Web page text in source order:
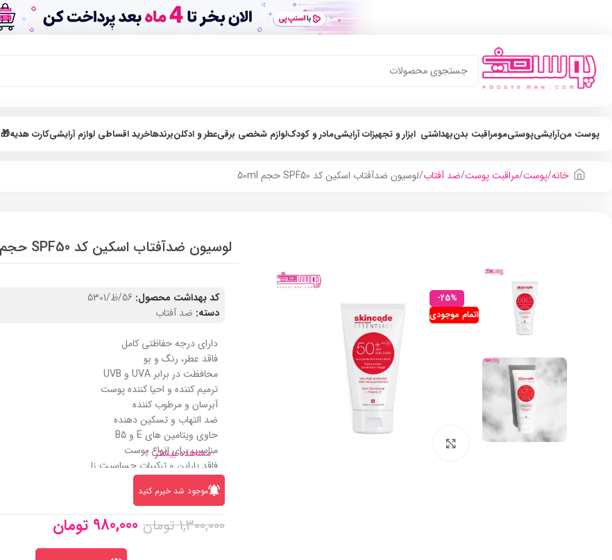
پوست منآرایشیپوستیمومراقبت بدنبهداشتی ابزار و تجهیزات آرایشیمادر و کودکلوازم شخصی برقیعطر و ادکلنبرندهاخرید اقساطی لوازم آرایشیکارت هدیه🎁
خانه پوست مراقبت پوست ضد آفتاب لوسیون ضدآفتاب اسکین کد SPF50 حجم 50ml
-25%
اتمام موجودی
لوسیون ضدآفتاب اسکین کد SPF50 حجم 50ml
کد بهداشت محصول: 56/ظ/5301
دسته: ضد آفتاب
دارای درجه حفاظتی کامل
فاقد عطر، رنگ و بو
محافظت در برابر UVA و UVB
ترمیم کننده و احیا کننده پوست
آبرسان و مرطوب کننده
ضد التهاب و تسکین دهنده
حاوی ویتامین های E و B5
مناسب برای انواع پوست
فاقد پارابن و ترکیبات حساسیت زا
ضد چین و چروک و پیری
مشاهده بیشتر
موجود شد خبرم کنید
1,300,000 تومان 980,000 تومان